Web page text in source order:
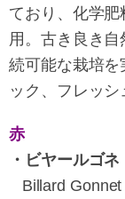
ており、化学
用。古き良き
続可能な栽培を
ック、フレッシ
赤
・ビヤールゴ
Billard Gonnet